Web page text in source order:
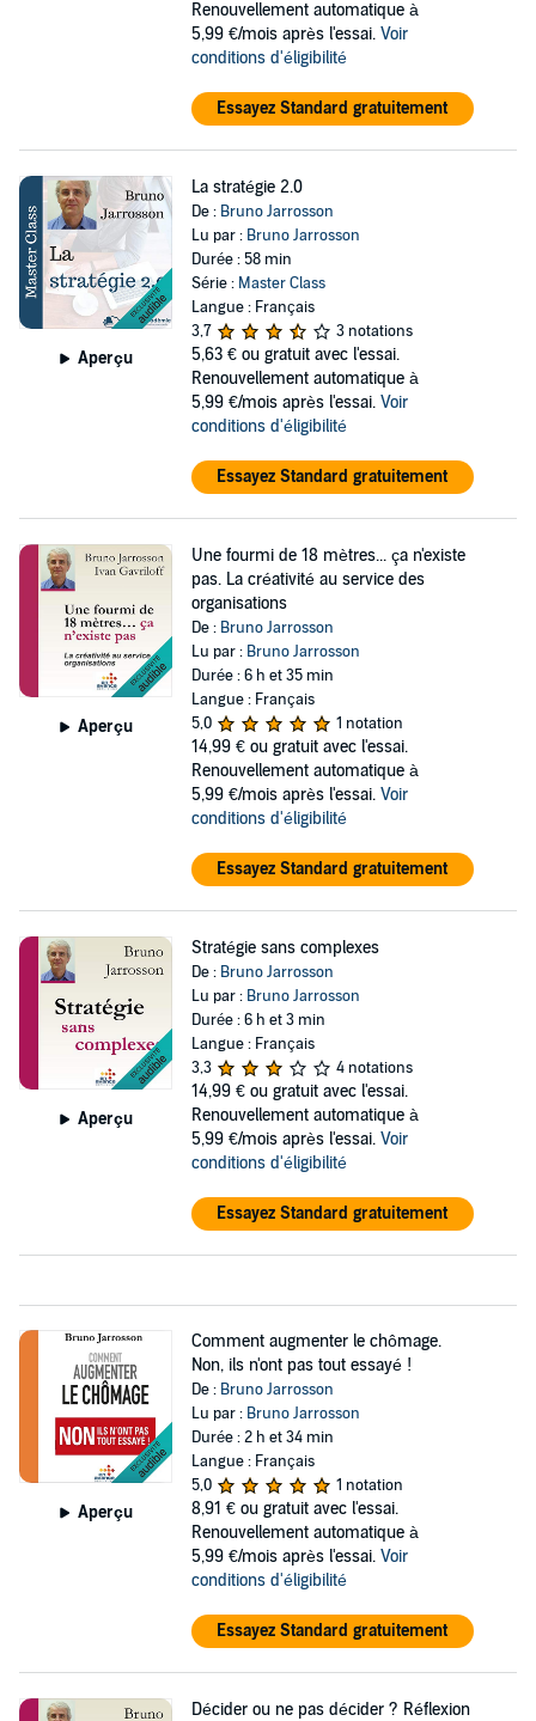
Renouvellement automatique à
5,99 €/mois après l'essai. Voir
conditions d'éligibilité
Essayez Standard gratuitement
Aperçu
La stratégie 2.0
De : Bruno Jarrosson
Lu par : Bruno Jarrosson
Durée : 58 min
Série : Master Class
Langue : Français
3,7
3 notations
5,63 € ou gratuit avec l'essai.
Renouvellement automatique à
5,99 €/mois après l'essai. Voir
conditions d'éligibilité
Essayez Standard gratuitement
Aperçu
Une fourmi de 18 mètres... ça n'existe
pas. La créativité au service des
organisations
De : Bruno Jarrosson
Lu par : Bruno Jarrosson
Durée : 6 h et 35 min
Langue : Français
5,0
1 notation
14,99 € ou gratuit avec l'essai.
Renouvellement automatique à
5,99 €/mois après l'essai. Voir
conditions d'éligibilité
Essayez Standard gratuitement
Aperçu
Stratégie sans complexes
De : Bruno Jarrosson
Lu par : Bruno Jarrosson
Durée : 6 h et 3 min
Langue : Français
3,3
4 notations
14,99 € ou gratuit avec l'essai.
Renouvellement automatique à
5,99 €/mois après l'essai. Voir
conditions d'éligibilité
Essayez Standard gratuitement
Aperçu
Comment augmenter le chômage.
Non, ils n'ont pas tout essayé !
De : Bruno Jarrosson
Lu par : Bruno Jarrosson
Durée : 2 h et 34 min
Langue : Français
5,0
1 notation
8,91 € ou gratuit avec l'essai.
Renouvellement automatique à
5,99 €/mois après l'essai. Voir
conditions d'éligibilité
Essayez Standard gratuitement
Décider ou ne pas décider ? Réflexion